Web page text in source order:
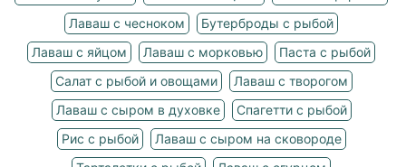
Лаваш с чесноком
Бутерброды с рыбой
Лаваш с яйцом
Лаваш с морковью
Паста с рыбой
Салат с рыбой и овощами
Лаваш с творогом
Лаваш с сыром в духовке
Спагетти с рыбой
Рис с рыбой
Лаваш с сыром на сковороде